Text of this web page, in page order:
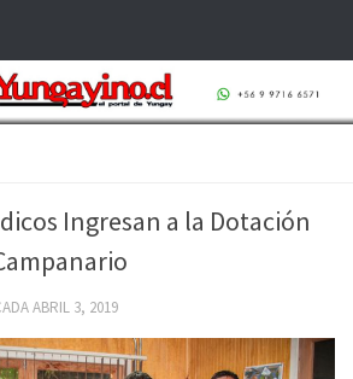
Ingresan a la Dotación
ABRIL 3, 2019